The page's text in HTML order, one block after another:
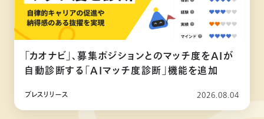
「カオナビ」、募集ポジションとのマッチ度をAIが
自動診断する「AIマッチ度診断」機能を追加
プレスリリース 2026.08.04